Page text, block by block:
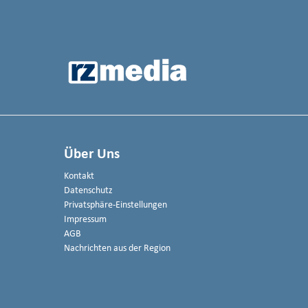
Über Uns
Kontakt
Datenschutz
Privatsphäre-Einstellungen
Impressum
AGB
Nachrichten aus der Region